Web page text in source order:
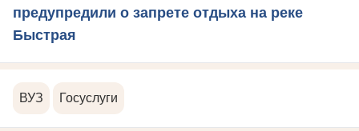
предупредили о запрете отдыха на реке
Быстрая
ВУЗ Госуслуги